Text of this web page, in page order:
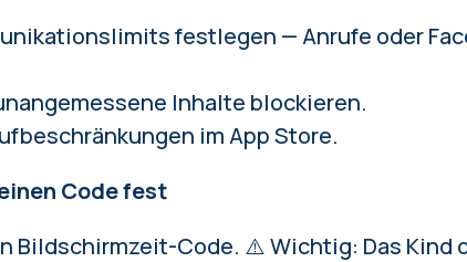
festlegen — Anrufe oder
Inhalte blockieren.
im App Store.
Code fest
Bildschirmzeit-Code. ⚠️ Wichtig: Das Kind